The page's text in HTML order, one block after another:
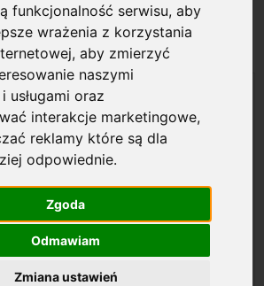
funkcjonalność serwisu,aby
wrażenia z korzystania
,aby zmierzyć
naszymi
usługami oraz
interakcje marketingowe,
reklamy które są dla
odpowiednie.
Zgoda
Odmawiam
Zmiana ustawień